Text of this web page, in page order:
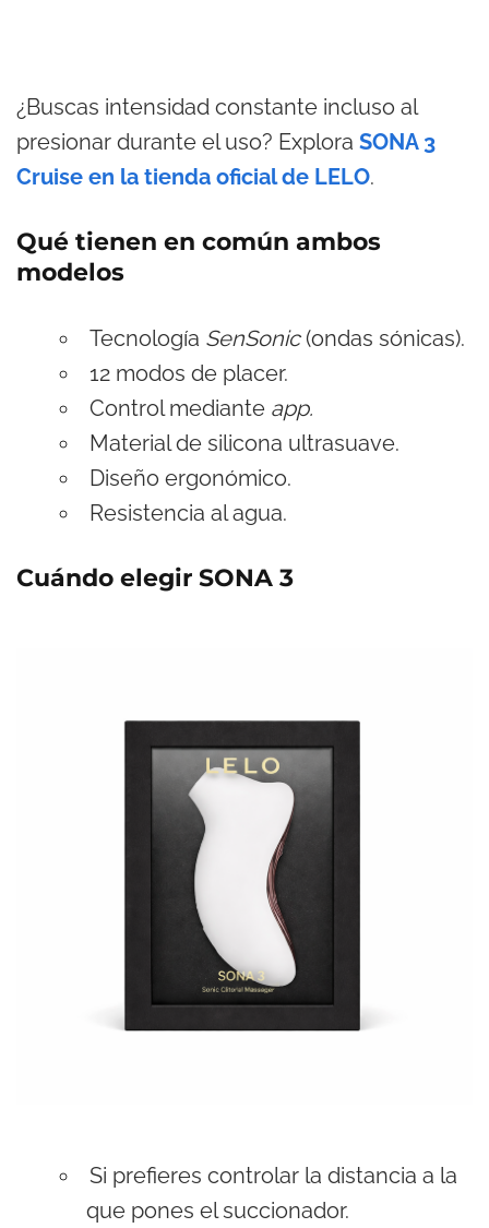
¿Buscas intensidad constante incluso al
presionar durante el uso? Explora SONA 3
Cruise en la tienda oficial de LELO.
Qué tienen en común ambos
modelos
Tecnología SenSonic(ondas sónicas).
12 modos de placer.
Control mediante app.
Material de silicona ultrasuave.
Diseño ergonómico.
Resistencia al agua.
Cuándo elegir SONA 3
Si prefieres controlar la distancia a la
que pones el succionador.